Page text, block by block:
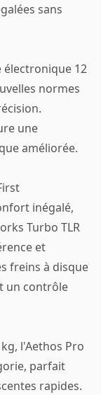
sans
électronique 12
normes
une
améliorée.
inégalé,
Turbo TLR
et
freins à disque
un contrôle
l'Aethos Pro
parfait
rapides.